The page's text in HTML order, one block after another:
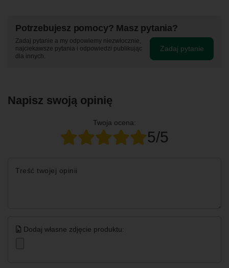
Potrzebujesz pomocy? Masz pytania?
Zadaj pytanie a my odpowiemy niezwłocznie,
najciekawsze pytania i odpowiedzi publikując
dla innych.
Zadaj pytanie
Napisz swoją opinię
Twoja ocena:
5/5
Treść twojej opinii
Dodaj własne zdjęcie produktu: